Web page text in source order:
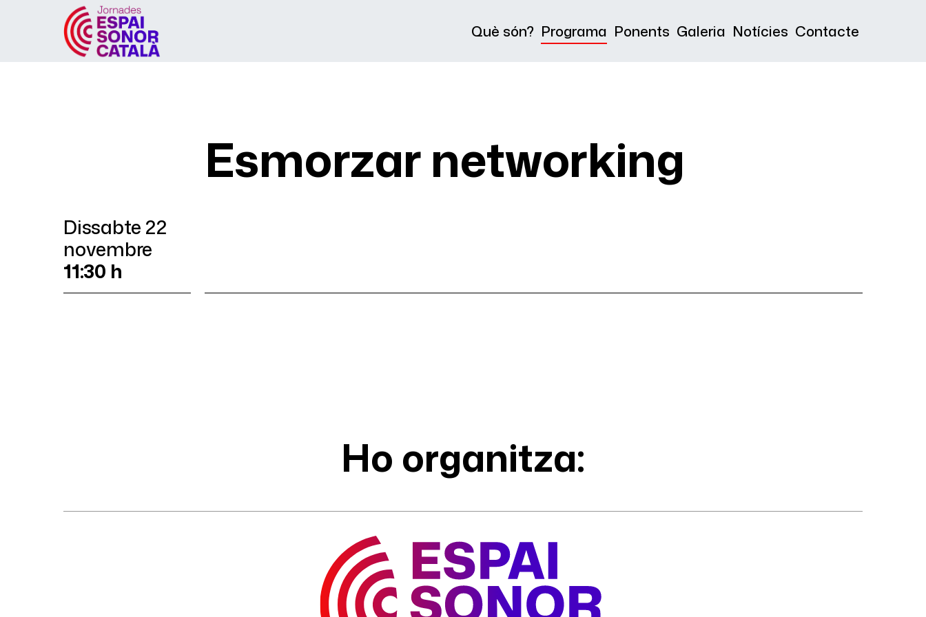
Què són? Programa Ponents Galeria Notícies Contacte
Inici Programa
Esmorzar networking
Dissabte 22
novembre
11:30 h
Ho organitza: